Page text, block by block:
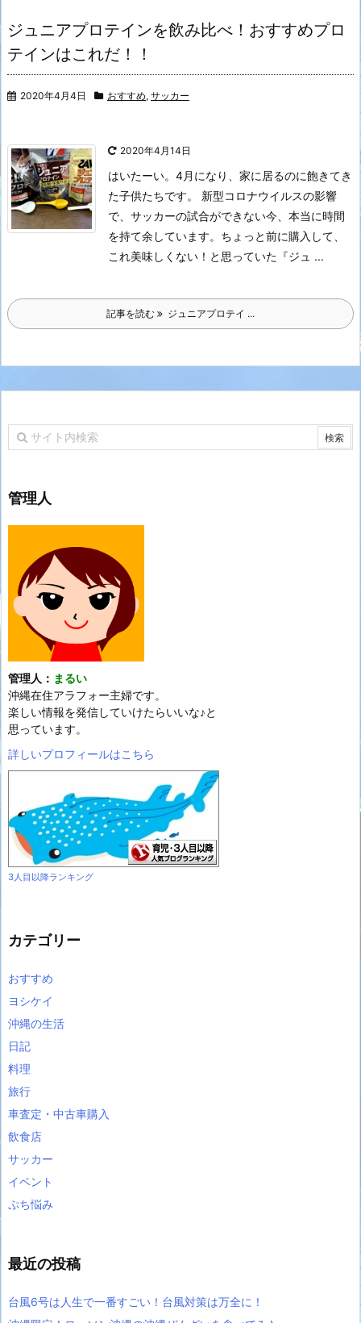
ジュニアプロテインを飲み比べ！おすすめプロ
テインはこれだ！！
2020年4月4日 おすすめ, サッカー
2020年4月14日
はいたーい。 4月になり、家に居るのに飽きてき
た子供たちです。 新型コロナウイルスの影響
で、サッカーの試合ができない今、本当に時間
を持て余しています。 ちょっと前に購入して、
これ美味しくない！と思っていた『ジュ ...
記事を読む ジュニアプロテイ ...
管理人
管理人： まるい
沖縄在住アラフォー主婦です。
楽しい情報を発信していけたらいいな♪と
思っています。
詳しいプロフィールはこちら
3人目以降ランキング
カテゴリー
おすすめ
ヨシケイ
沖縄の生活
日記
料理
旅行
車査定・中古車購入
飲食店
サッカー
イベント
ぷち悩み
最近の投稿
台風6号は人生で一番すごい！台風対策は万全に！